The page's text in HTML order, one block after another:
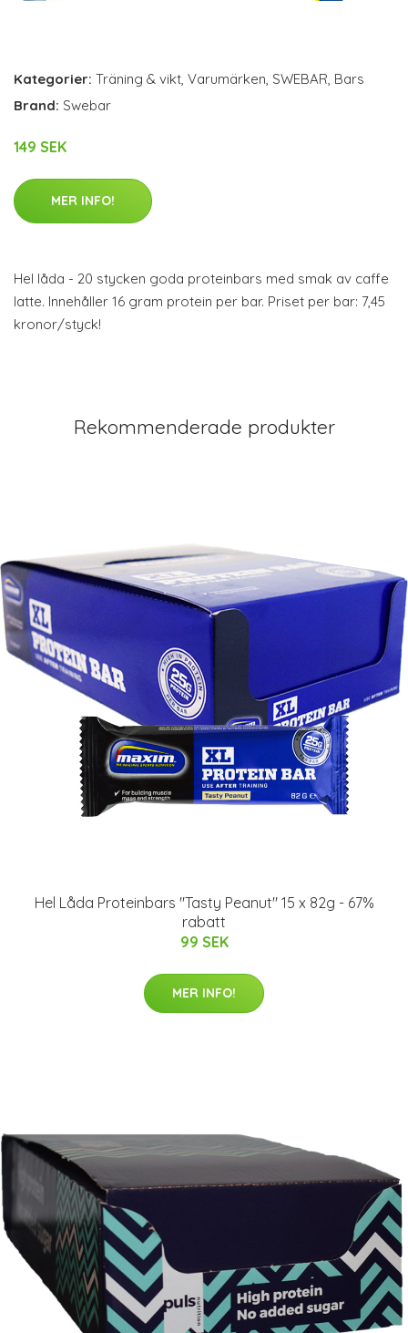
Kategorier: Träning & vikt, Varumärken, SWEBAR, Bars
Brand: Swebar
149 SEK
MER INFO!
Hel låda - 20 stycken goda proteinbars med smak av caffe
latte. Innehåller 16 gram protein per bar. Priset per bar: 7,45
kronor/styck!
Rekommenderade produkter
Hel Låda Proteinbars "Tasty Peanut" 15 x 82g - 67%
rabatt
99 SEK
MER INFO!